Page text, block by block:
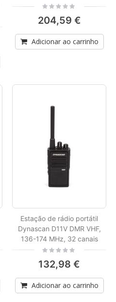
Rating:
204,59 €
Adicionar ao carrinho
Estação de rádio portátil
Dynascan D11V DMR VHF,
136-174 MHz, 32 canais
Rating:
132,98 €
Adicionar ao carrinho